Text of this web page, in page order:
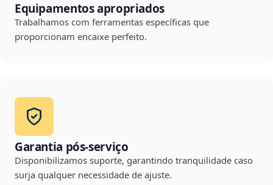
Equipamentos apropriados
Trabalhamos com ferramentas específicas que
proporcionam encaixe perfeito.
Garantia pós-serviço
Disponibilizamos suporte, garantindo tranquilidade caso
surja qualquer necessidade de ajuste.